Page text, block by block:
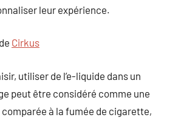
leur expérience.
Cirkus
utiliser de l’e-liquide dans un
peut être considéré comme une
à la fumée de cigarette,